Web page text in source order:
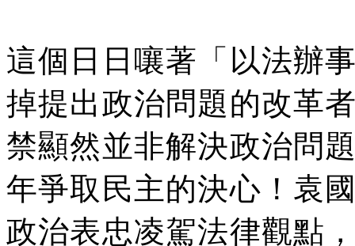
這個日日嚷著「以法辦
掉提出政治問題的改革
禁顯然並非解決政治問
年爭取民主的決心！袁
政治表忠凌駕法律觀點